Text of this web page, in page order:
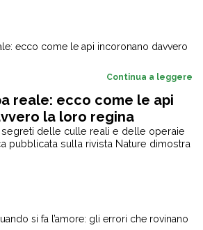
Continua a leggere
reale: ecco come le api
la loro regina
delle culle reali e delle operaie
pubblicata sulla rivista Nature dimostra